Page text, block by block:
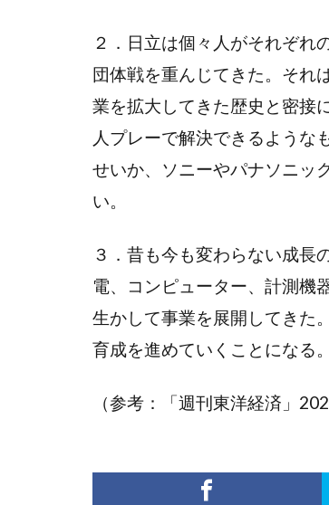
２．日立は個々人がそれぞれ
団体戦を重んじてきた。それ
業を拡大してきた歴史と密接
人プレーで解決できるような
せいか、ソニーやパナソニッ
い。
３．昔も今も変わらない成長
電、コンピューター、計測機
生かして事業を展開してきた
育成を進めていくことになる。
（参考：「週刊東洋経済」